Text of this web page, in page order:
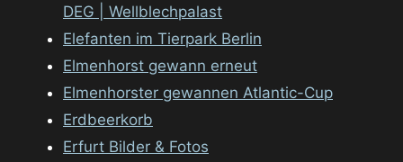
DEG | Wellblechpalast
Elefanten im Tierpark Berlin
Elmenhorst gewann erneut
Elmenhorster gewannen Atlantic-Cup
Erdbeerkorb
Erfurt Bilder & Fotos